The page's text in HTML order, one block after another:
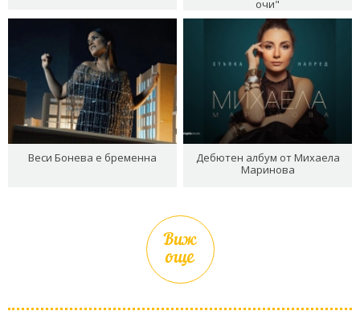
очи"
Веси Бонева е бременна
Дебютен албум от Михаела
Маринова
Виж
още